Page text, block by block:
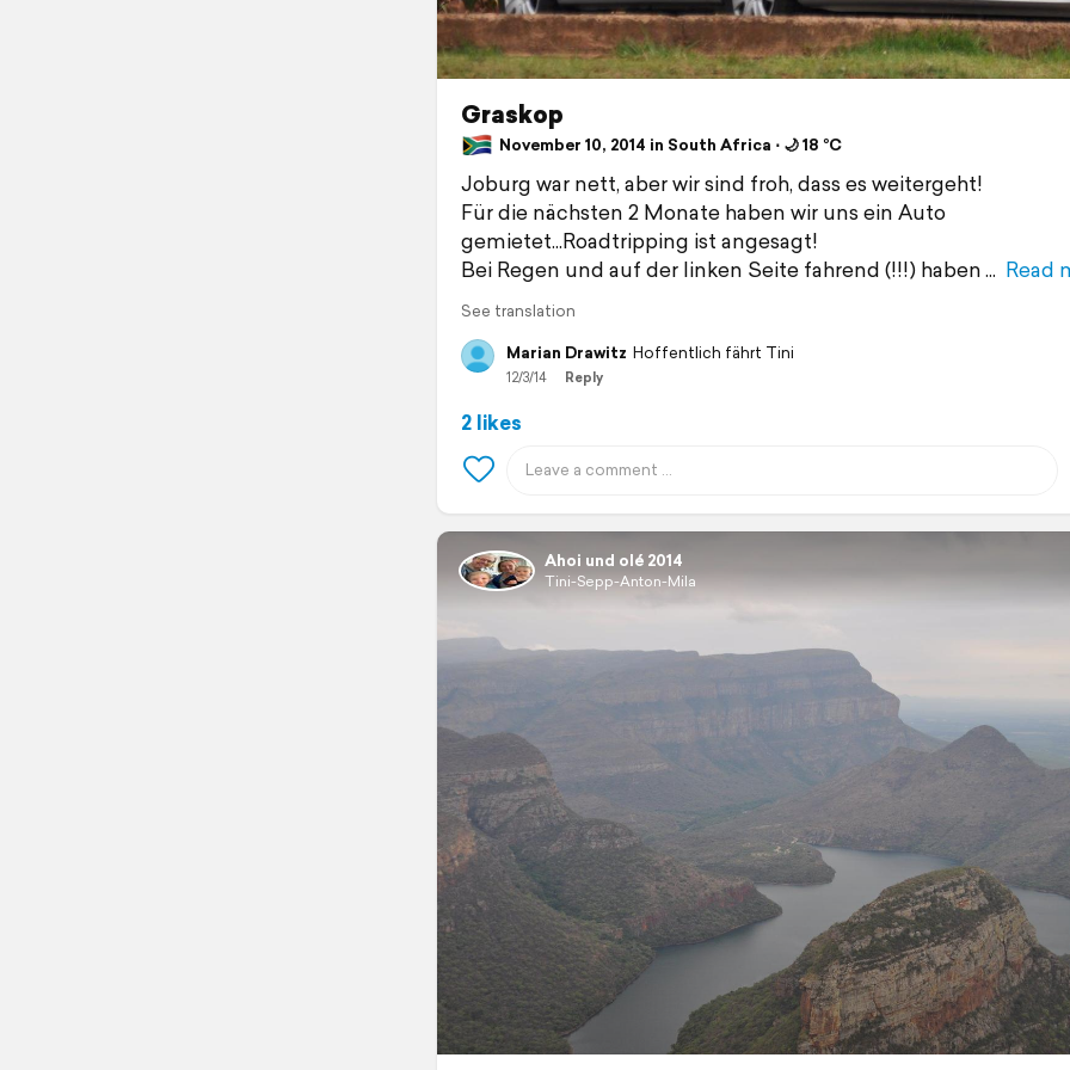
Graskop
November 10, 2014 in South Africa ⋅ 🌙 18 °C
Joburg war nett, aber wir sind froh, dass es weitergeht!
Für die nächsten 2 Monate haben wir uns ein Auto
gemietet...Roadtripping ist angesagt!
Bei Regen und auf der linken Seite fahrend (!!!) haben
Read
See translation
Marian Drawitz Hoffentlich fährt Tini
12/3/14 Reply
2 likes
Ahoi und olé 2014
Tini-Sepp-Anton-Mila